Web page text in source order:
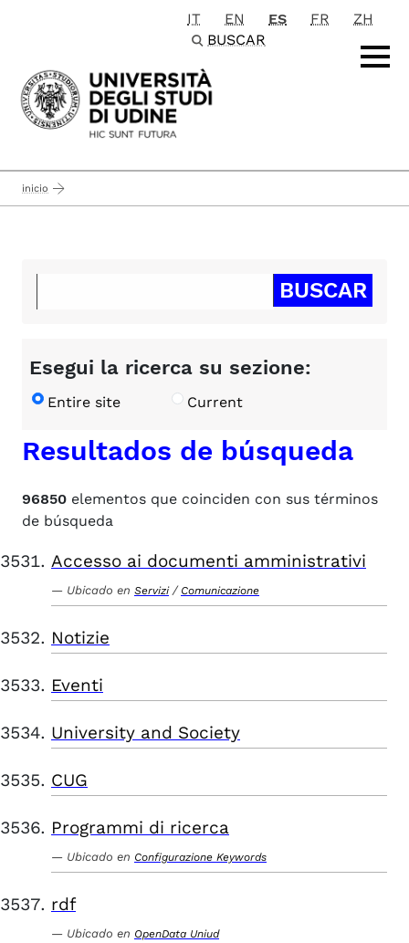
Passa al contenuto principale
IT EN ES FR
ZH
BUSCAR
inicio
Esegui la ricerca su sezione:
Entire site Current
Resultados de búsqueda
96850 elementos que coinciden con sus términos
de búsqueda
Accesso ai documenti amministrativi
Ubicado en Servizi / Comunicazione
Notizie
Eventi
University and Society
CUG
Programmi di ricerca
Ubicado en Configurazione Keywords
rdf
Ubicado en OpenData Uniud